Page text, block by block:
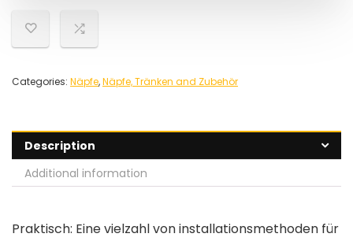
Categories: Näpfe,Näpfe, Tränken and Zubehör
Description
Additional information
Praktisch: Eine vielzahl von installationsmethoden für